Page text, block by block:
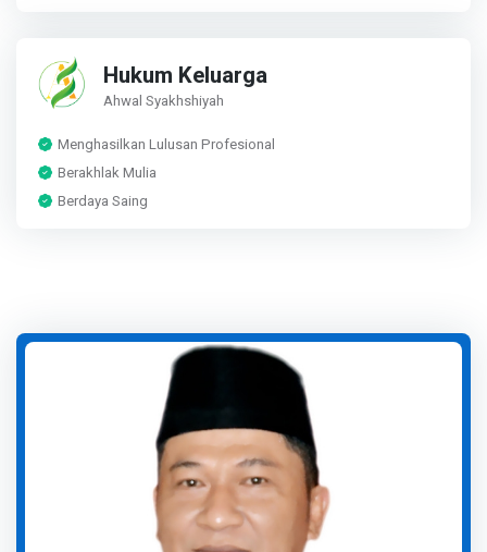
Hukum Keluarga
Ahwal Syakhshiyah
Menghasilkan Lulusan Profesional
Berakhlak Mulia
Berdaya Saing